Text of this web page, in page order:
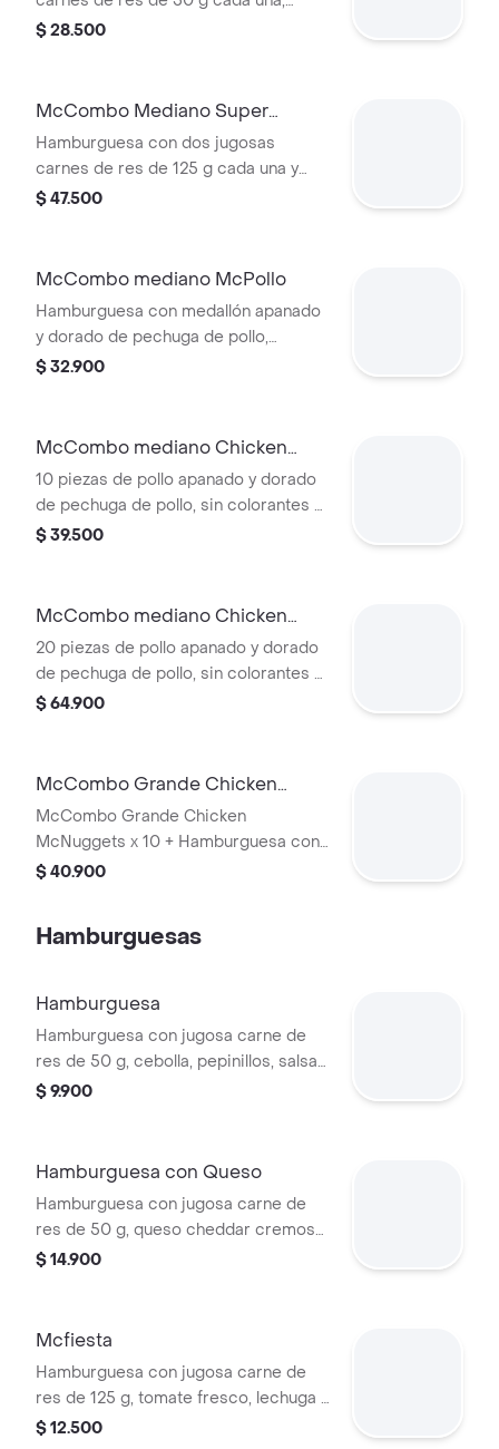
doble queso cheddar cremoso,
Acompañada de papas fritas
medianas y bebida mediana a
elección.
$ 28.500
McCombo Mediano Super
Cheddar Lover
Hamburguesa con dos jugosas
carnes de res de 125 g cada una y
cinco quesos cremosos.
elección.
$ 47.500
McCombo mediano McPollo
Hamburguesa con medallón apanado
y dorado de pechuga de pollo,
mayonesa cremosa y lechuga fresca,
mediana a elección.
$ 32.900
McCombo mediano Chicken
McNuggets 10 pzas
10 piezas de pollo apanado y dorado
de pechuga de pollo, sin colorantes ni
conservantes artificiales.
elección.
$ 39.500
McCombo mediano Chicken
McNuggets de 20 pzas
20 piezas de pollo apanado y dorado
de pechuga de pollo, sin colorantes ni
conservantes artificiales.
elección.
$ 64.900
McCombo Grande Chicken
McNuggets x 10 + Hamburguesa
con Queso
McCombo Grande Chicken
McNuggets x 10 + Hamburguesa con
Queso
$ 40.900
Hamburguesas
Hamburguesa
Hamburguesa con jugosa carne de
res de 50 g, cebolla, pepinillos, salsa
de tomate y mostaza, en pan suave
$ 9.900
Hamburguesa con Queso
Hamburguesa con jugosa carne de
res de 50 g, queso cheddar cremoso,
cebolla, pepinillos, salsa de tomate y
$ 14.900
Mcfiesta
Hamburguesa con jugosa carne de
res de 125 g, tomate fresco, lechuga y
salsa de tomate, en pan suave sin
$ 12.500